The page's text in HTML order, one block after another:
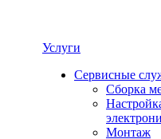
Услуги
Сервисные
Сборка
Монтаж